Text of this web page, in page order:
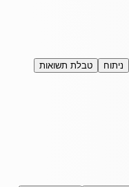
ניתוח
טבלת תשואות